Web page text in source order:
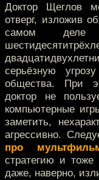
Доктор Щеглов
отверг, изложив
самом деле
серьёзную
общества. При
доктор не
компьютерные
заметить,
агрессивно.
про
стратегию и
даже, наверно,